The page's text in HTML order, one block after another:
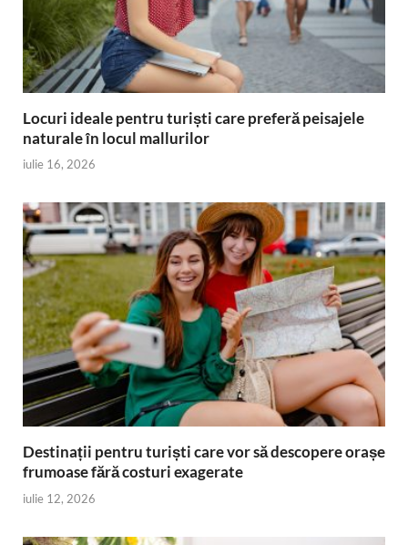
Locuri ideale pentru turiști care preferă peisajele
naturale în locul mallurilor
iulie 16, 2026
Destinații pentru turiști care vor să descopere orașe
frumoase fără costuri exagerate
iulie 12, 2026